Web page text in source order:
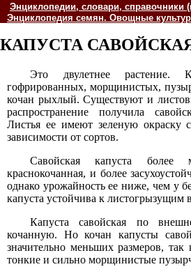
Энциклопедии, словари, справочники
Энциклопедия семян. Овощные
КАПУСТА
Это двулетнее растение.
гофрированных, морщинистых,
кочан рыхлый. Существуют и
распространение получила
Листья ее имеют зеленую окраску
зависимости от сортов.
Савойская капуста более
краснокочанная, и более
однако урожайность ее ниже, чем у
капуста устойчива к листогрызущим
Капуста савойская по
кочанную. Но кочан капусты
значительно меньших размеров, так
тонкие и сильно морщинистые